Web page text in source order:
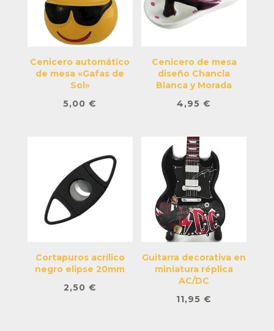
Cenicero automático
de mesa «Gafas de
Sol»
5,00€
Cenicero de mesa
diseño Chancla
Blanca y Morada
4,95€
Cortapuros acrílico
negro elipse 20mm
2,50 €
Guitarra decorativa en
miniatura réplica
AC/DC
11,95€